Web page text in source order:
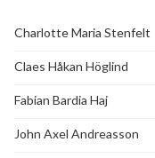
Charlotte Maria Stenfelt
Claes Håkan Höglind
Fabian Bardia Haj
John Axel Andreasson